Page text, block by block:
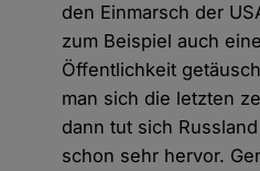
den Einmarsch der
zum Beispiel auch
Öffentlichkeit
man sich die letzten
dann tut sich
schon sehr hervor.